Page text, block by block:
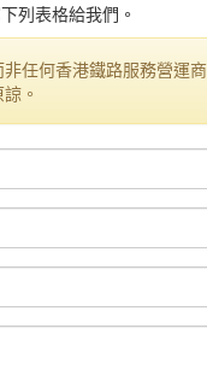
列表格給我們。
任何香港鐵路服務營運
。